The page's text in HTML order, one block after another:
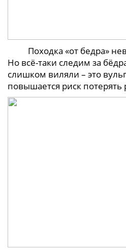
Походка «от бедра»
Но всё-таки следим за
слишком виляли – это
повышается риск потерять